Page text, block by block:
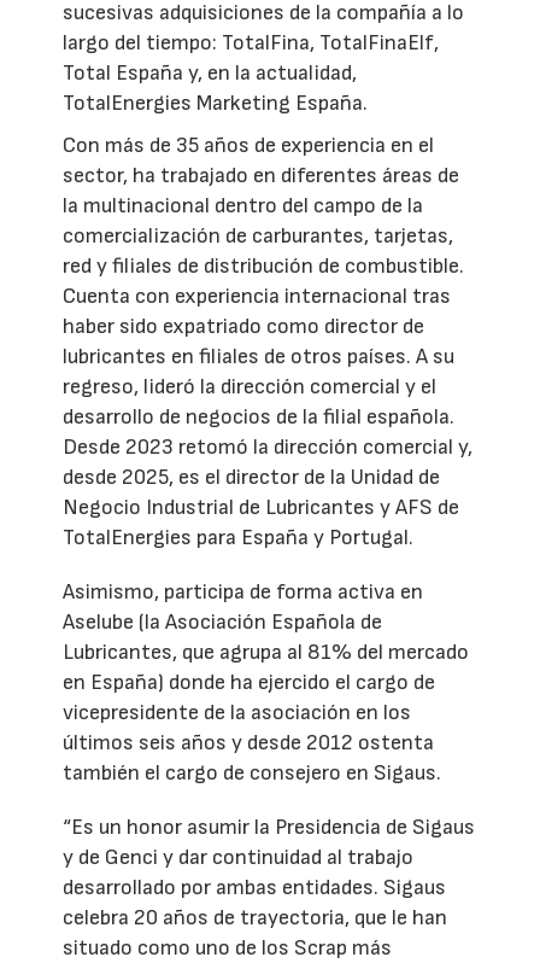
sucesivas adquisiciones de la compañía a lo
largo del tiempo: TotalFina, TotalFinaElf,
Total España y, en la actualidad,
TotalEnergies Marketing España.
Con más de 35 años de experiencia en el
sector, ha trabajado en diferentes áreas de
la multinacional dentro del campo de la
comercialización de carburantes, tarjetas,
red y filiales de distribución de combustible.
Cuenta con experiencia internacional tras
haber sido expatriado como director de
lubricantes en filiales de otros países. A su
regreso, lideró la dirección comercial y el
desarrollo de negocios de la filial española.
Desde 2023 retomó la dirección comercial y,
desde 2025, es el director de la Unidad de
Negocio Industrial de Lubricantes y AFS de
TotalEnergies para España y Portugal.
Asimismo, participa de forma activa en
Aselube (la Asociación Española de
Lubricantes, que agrupa al 81% del mercado
en España) donde ha ejercido el cargo de
vicepresidente de la asociación en los
últimos seis años y desde 2012 ostenta
también el cargo de consejero en Sigaus.
“Es un honor asumir la Presidencia de Sigaus
y de Genci y dar continuidad al trabajo
desarrollado por ambas entidades. Sigaus
celebra 20 años de trayectoria, que le han
situado como uno de los Scrap más